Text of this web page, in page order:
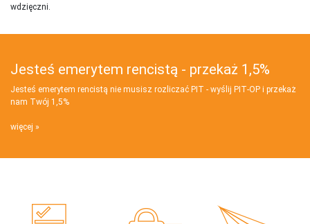
wdzięczni.
Jesteś emerytem rencistą - przekaż 1,5%
Jesteś emerytem rencistą nie musisz rozliczać PIT - wyślij PIT‑OP i przekaż
nam Twój 1,5%
więcej